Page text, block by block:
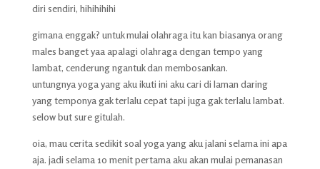
diri sendiri, hihihihihi
gimana enggak? untuk mulai olahraga itu kan biasanya orang
males banget yaa apalagi olahraga dengan tempo yang
lambat, cenderung ngantuk dan membosankan.
untungnya yoga yang aku ikuti ini aku cari di laman daring
yang temponya gak terlalu cepat tapi juga gak terlalu lambat.
selow but sure gitulah.
oia, mau cerita sedikit soal yoga yang aku jalani selama ini apa
aja. jadi selama 10 menit pertama aku akan mulai pemanasan